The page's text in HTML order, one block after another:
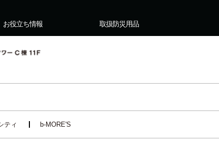
お役立ち情報 取扱防災用品
ティ b-MORE'S